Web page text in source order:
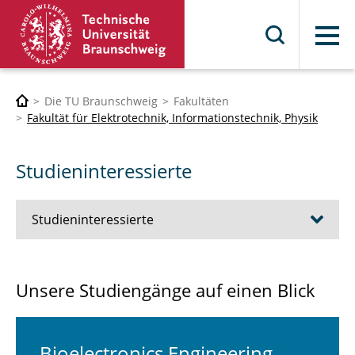
Menü
Die TU Braunschweig
Fakultäten
Fakultät für Elektrotechnik, Informationstechnik, Physik
Studieninteressierte
Studieninteressierte
Wirtschaftsingenieurwesen Elektrotechnik
Unsere Studiengänge auf einen Blick